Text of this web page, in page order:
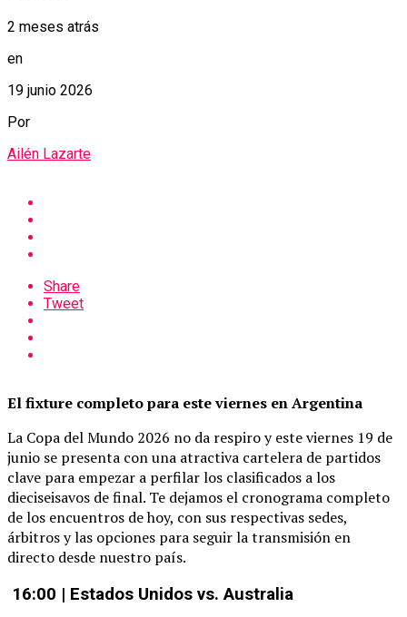
2 meses atrás
en
19 junio 2026
Por
Ailén Lazarte
Share
Tweet
El fixture completo para este viernes en Argentina
La Copa del Mundo 2026 no da respiro y este viernes 19 de
junio se presenta con una atractiva cartelera de partidos
clave para empezar a perfilar los clasificados a los
dieciseisavos de final. Te dejamos el cronograma completo
de los encuentros de hoy, con sus respectivas sedes,
árbitros y las opciones para seguir la transmisión en
directo desde nuestro país.
16:00 | Estados Unidos vs. Australia